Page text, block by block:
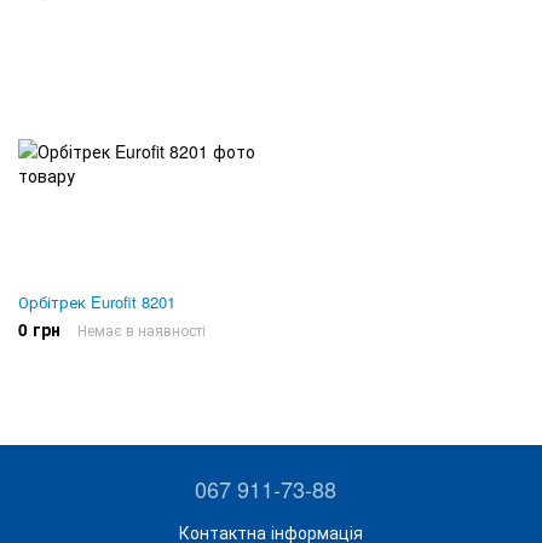
Орбітрек Eurofit 8201
0 грн Немає в наявності
067 911-73-88
Контактна інформація